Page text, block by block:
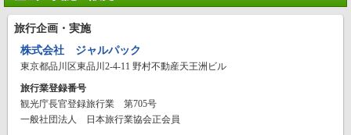
旅行企画・実施
株式会社 ジャルパック
東京都品川区東品川2-4-11 野村不動産天王洲ビル
旅行業登録番号
観光庁長官登録旅行業 第705号
一般社団法人 日本旅行業協会正会員